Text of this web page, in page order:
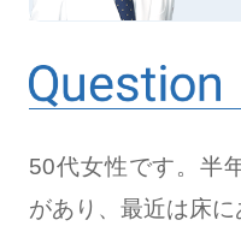
50代女性です。半
があり、最近は床